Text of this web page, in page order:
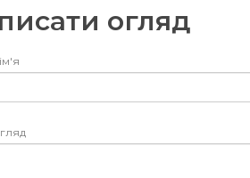
огляд